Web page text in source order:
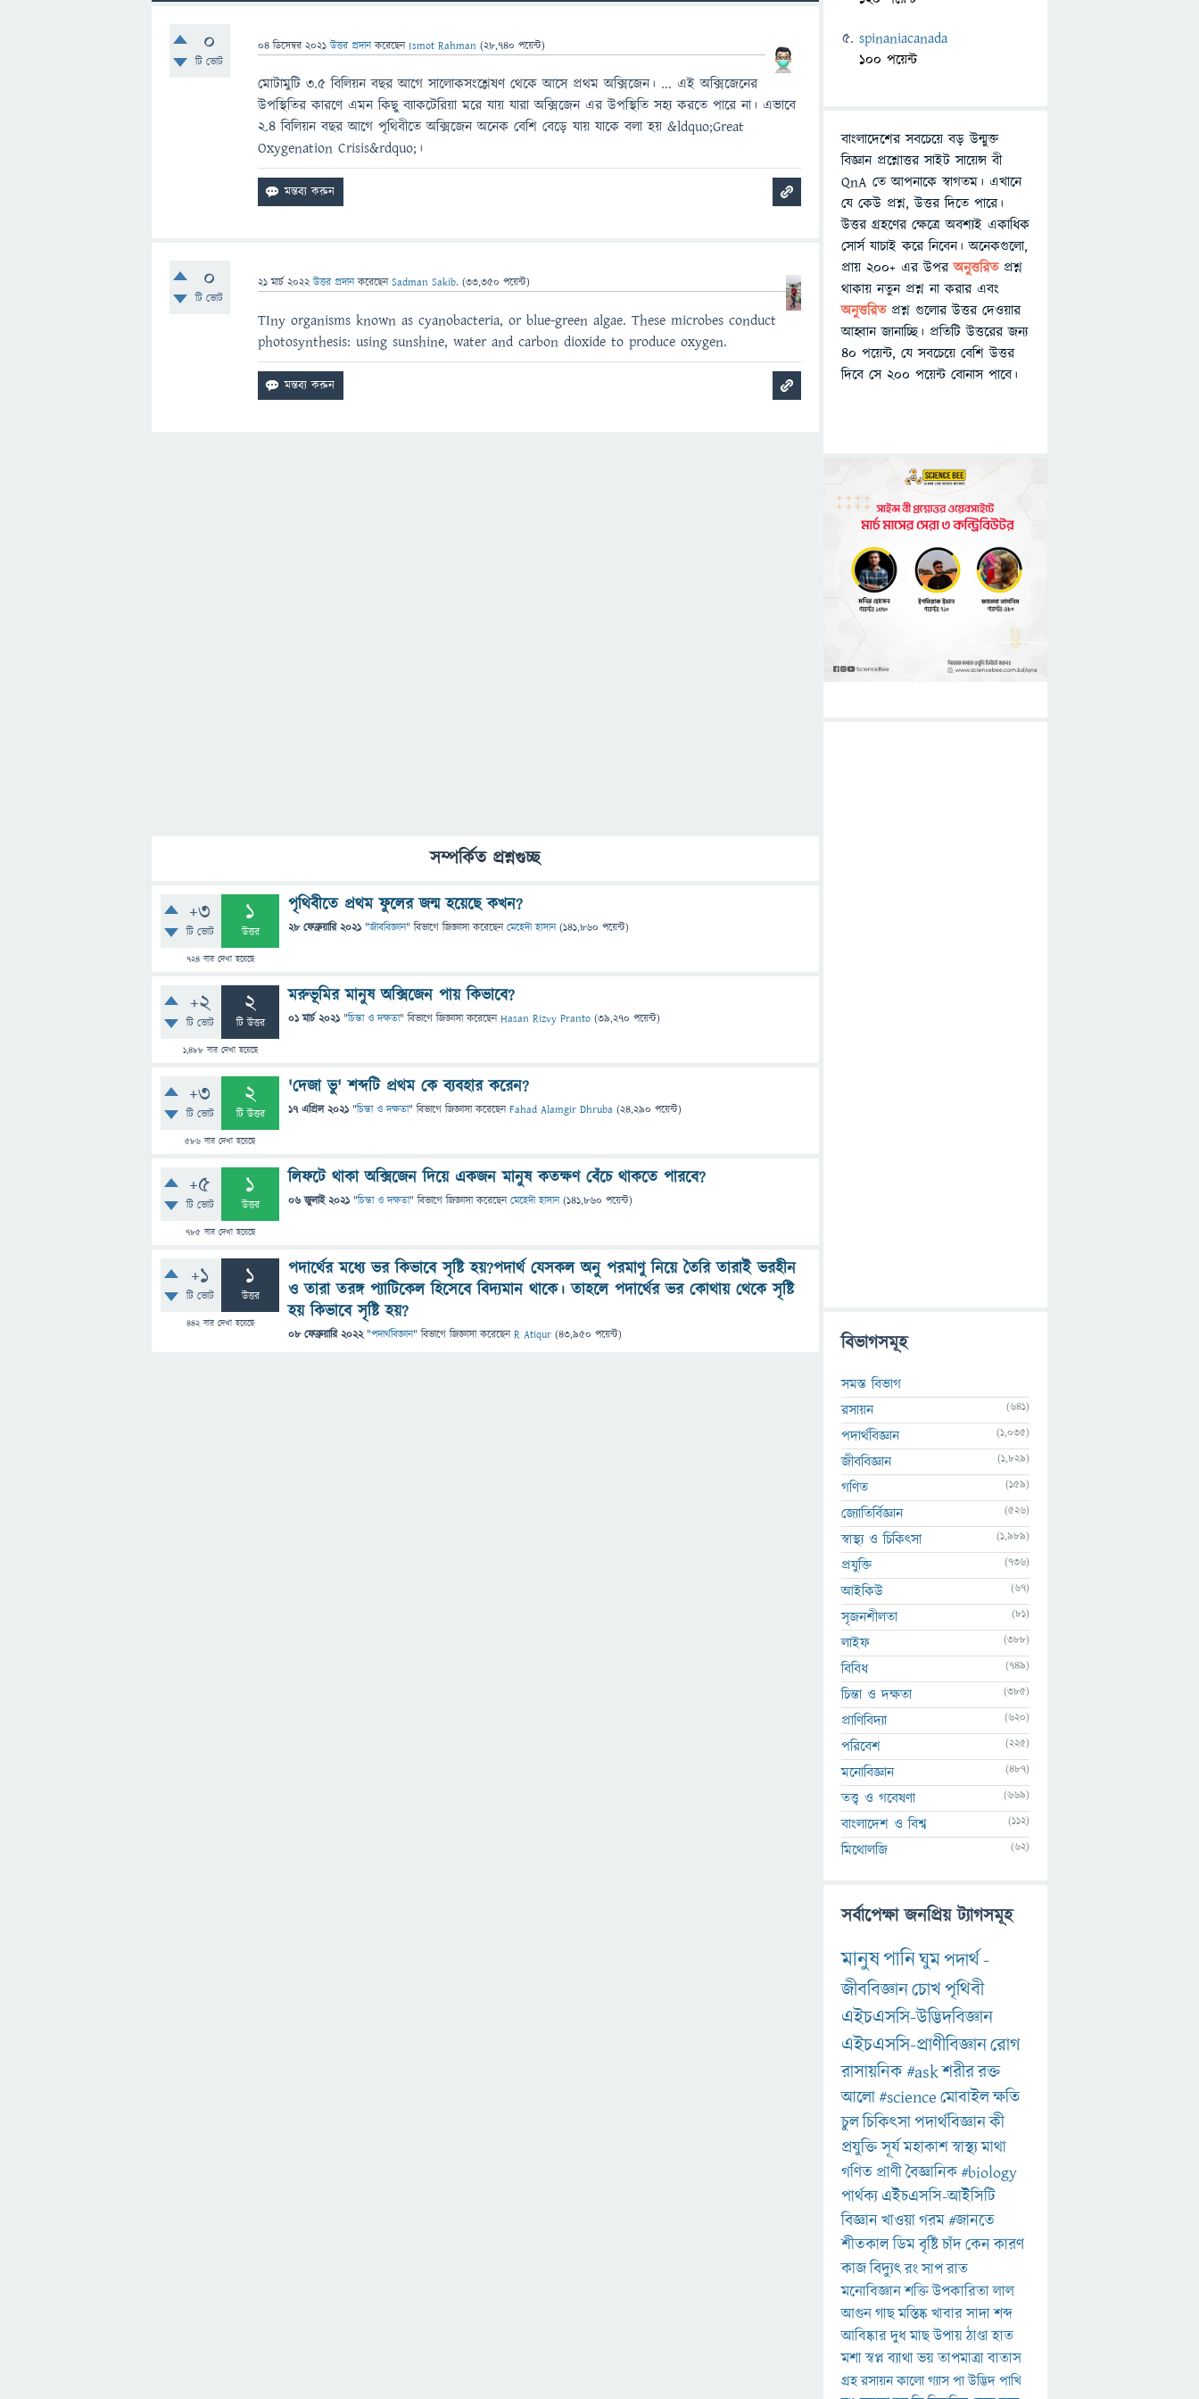
0
টি ভোট
04 ডিসেম্বর 2021 উত্তর প্রদান করেছেনIsmot Rahman (28,740 পয়েন্ট)
মোটামুটি ৩.৫ বিলিয়ন বছর আগে সালোকসংশ্লেষণ থেকে আসে প্রথম অক্সিজেন। ... এই অক্সিজেনের
উপস্থিতির কারণে এমন কিছু ব্যাকটেরিয়া মরে যায় যারা অক্সিজেন এর উপস্থিতি সহ্য করতে পারে না। এভাবে
২.৪ বিলিয়ন বছর আগে পৃথিবীতে অক্সিজেন অনেক বেশি বেড়ে যায় যাকে বলা হয় &ldquo;Great
Oxygenation Crisis&rdquo;।
0
টি ভোট
21 মার্চ 2022 উত্তর প্রদান করেছেনSadman Sakib. (33,350 পয়েন্ট)
TIny organisms known as cyanobacteria, or blue-green algae. These microbes conduct
photosynthesis: using sunshine, water and carbon dioxide to produce oxygen.
সম্পর্কিত প্রশ্নগুচ্ছ
+3
টি ভোট
1
উত্তর
724বার দেখা হয়েছে
পৃথিবীতে প্রথম ফুলের জন্ম হয়েছে কখন?
28 ফেব্রুয়ারি 2021 "জীববিজ্ঞান" বিভাগে জিজ্ঞাসাকরেছেনমেহেদী হাসান (141,860 পয়েন্ট)
+2
টি ভোট
2
টি উত্তর
1,488বার দেখা হয়েছে
মরুভূমির মানুষ অক্সিজেন পায় কিভাবে?
01 মার্চ 2021 "চিন্তা ও দক্ষতা" বিভাগে জিজ্ঞাসাকরেছেনHasan Rizvy Pranto (39,270 পয়েন্ট)
+3
টি ভোট
2
টি উত্তর
586 বার দেখা হয়েছে
'দেজা ভু' শব্দটি প্রথম কে ব্যবহার করেন?
17 এপ্রিল 2021 "চিন্তা ও দক্ষতা" বিভাগে জিজ্ঞাসাকরেছেনFahad Alamgir Dhruba (24,290 পয়েন্ট)
+5
টি ভোট
1
উত্তর
785বার দেখা হয়েছে
লিফটে থাকা অক্সিজেন দিয়ে একজন মানুষ কতক্ষণ বেঁচে থাকতে পারবে?
06 জুলাই 2021 "চিন্তা ও দক্ষতা" বিভাগে জিজ্ঞাসাকরেছেনমেহেদী হাসান (141,860 পয়েন্ট)
+1
টি ভোট
1
উত্তর
442বার দেখা হয়েছে
পদার্থের মধ্যে ভর কিভাবে সৃষ্টি হয়?পদার্থ যেসকল অনু পরমাণু নিয়ে তৈরি তারাই ভরহীন
ও তারা তরঙ্গ প্যাটিকেল হিসেবে বিদ্যমান থাকে। তাহলে পদার্থের ভর কোথায় থেকে সৃষ্টি
হয় কিভাবে সৃষ্টি হয়?
08 ফেব্রুয়ারি 2022 "পদার্থবিজ্ঞান" বিভাগে জিজ্ঞাসাকরেছেনR Atiqur (43,950 পয়েন্ট)
spinaniacanada
100 পয়েন্ট
বাংলাদেশের সবচেয়ে বড় উন্মুক্ত
বিজ্ঞান প্রশ্নোত্তর সাইট সায়েন্স বী
QnA তে আপনাকে স্বাগতম। এখানে
যে কেউ প্রশ্ন, উত্তর দিতে পারে।
উত্তর গ্রহণের ক্ষেত্রে অবশ্যই একাধিক
সোর্স যাচাই করে নিবেন। অনেকগুলো,
প্রায় ২০০+ এর উপরঅনুত্তরিতপ্রশ্ন
থাকায় নতুন প্রশ্ন না করার এবং
অনুত্তরিত প্রশ্ন গুলোর উত্তর দেওয়ার
আহ্বান জানাচ্ছি। প্রতিটি উত্তরের জন্য
৪০ পয়েন্ট, যে সবচেয়ে বেশি উত্তর
দিবে সে ২০০ পয়েন্ট বোনাস পাবে।
বিভাগসমূহ
সমস্ত বিভাগ
রসায়ন
(641)
পদার্থবিজ্ঞান (1,035)
জীববিজ্ঞান (1,829)
গণিত (159)
জ্যোতির্বিজ্ঞান (526)
স্বাস্থ্য ও চিকিৎসা (1,989)
প্রযুক্তি (736)
আইকিউ (67)
সৃজনশীলতা (81)
লাইফ (388)
বিবিধ (749)
চিন্তা ও দক্ষতা (385)
প্রাণিবিদ্যা (620)
পরিবেশ (225)
মনোবিজ্ঞান (487)
তত্ত্ব ও গবেষণা (669)
বাংলাদেশ ও বিশ্ব (112)
মিথোলজি (62)
সর্বাপেক্ষা জনপ্রিয় ট্যাগসমূহ
মানুষপানিঘুমপদার্থ-
জীববিজ্ঞানচোখপৃথিবী
এইচএসসি-উদ্ভিদবিজ্ঞান
এইচএসসি-প্রাণীবিজ্ঞানরোগ
রাসায়নিক#askশরীররক্ত
আলো#scienceমোবাইলক্ষতি
চুলচিকিৎসাপদার্থবিজ্ঞানকী
প্রযুক্তিসূর্যমহাকাশস্বাস্থ্যমাথা
গণিত প্রাণীবৈজ্ঞানিক#biology
পার্থক্য এইচএসসি-আইসিটি
বিজ্ঞানখাওয়াগরম#জানতে
শীতকালডিমবৃষ্টিচাঁদকেনকারণ
কাজবিদ্যুৎরংসাপরাত
মনোবিজ্ঞানশক্তিউপকারিতালাল
আগুনগাছমস্তিষ্কখাবারসাদাশব্দ
আবিষ্কারদুধমাছউপায়ঠাণ্ডাহাত
মশাস্বপ্নব্যাথাভয়তাপমাত্রাবাতাস
গ্রহরসায়নকালোগ্যাসপাউদ্ভিদপাখি